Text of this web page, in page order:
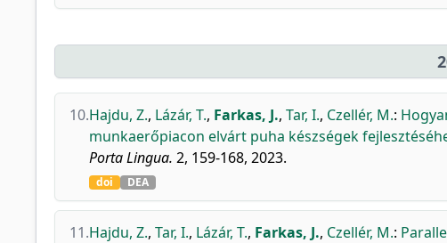
10.Hajdu, Z., Lázár, T., Farkas, J., Tar, I., Czellér, M.:
munkaerőpiacon elvárt puha készségek
Porta Lingua. 2, 159-168, 2023.
doi DEA
11.Hajdu, Z., Tar, I., Lázár, T., Farkas, J., Czellér, M.: